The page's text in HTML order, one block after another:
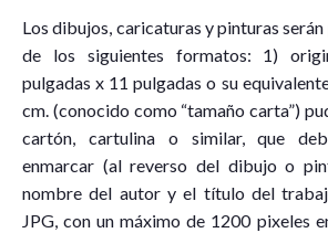
Los dibujos, caricaturas y pinturas
de los siguientes formatos: 1)
pulgadas x 11 pulgadas o su
cm. (conocido como “tamaño carta”)
cartón, cartulina o similar, que
enmarcar (al reverso del dibujo o
nombre del autor y el título del
JPG, con un máximo de 1200 pixeles